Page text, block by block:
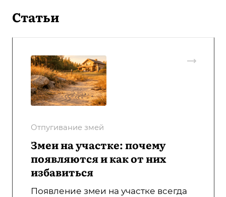
Статьи
Отпугивание змей
Змеи на участке: почему
появляются и как от них
избавиться
Появление змеи на участке всегда